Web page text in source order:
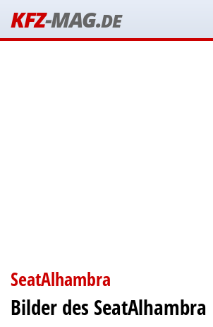
KFZ-MAG.DE
SeatAlhambra
Bilder des SeatAlhambra